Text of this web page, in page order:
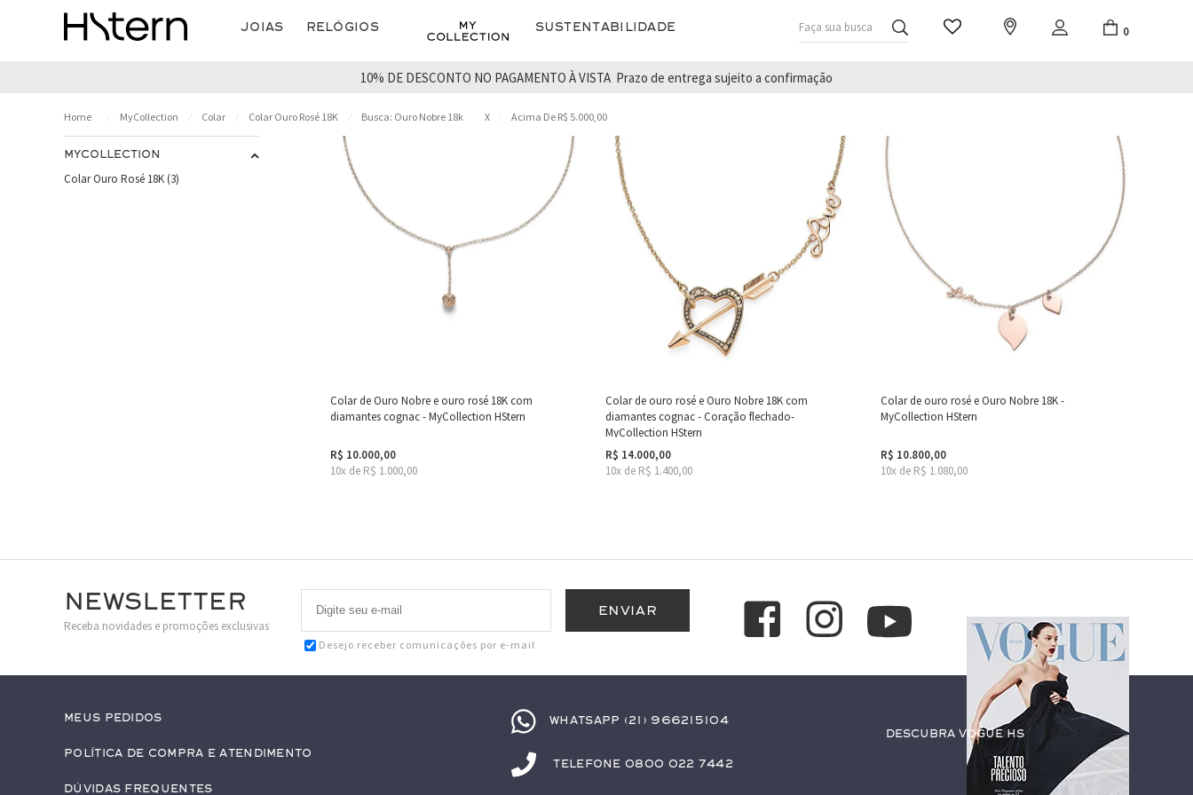
Joias Relógios Sustentabilidade Faça sua busca 0
10% DE DESCONTO NO PAGAMENTO À VISTA Prazo de entrega sujeito a confirmação
MyCollection Colar Colar Ouro Rosé 18K Busca: Ouro Nobre 18k X Acima De R$ 5.000,00
MYCOLLECTION
Colar Ouro Rosé 18K (3)
Colar de Ouro Nobre e ouro rosé 18K com
diamantes cognac - MyCollection HStern
R$ 10.000,00
10x de R$ 1.000,00
Colar de ouro rosé e Ouro Nobre 18K com
diamantes cognac - Coração flechado-
MyCollection HStern
R$ 14.000,00
10x de R$ 1.400,00
Colar de ouro rosé e Ouro Nobre 18K -
MyCollection HStern
R$ 10.800,00
10x de R$ 1.080,00
Newsletter
Receba novidades e promoções exclusivas
Desejo receber comunicações por e-mail
Meus pedidos
Política de Compra e Atendimento
Dúvidas Frequentes
Whatsapp (21) 966215104
Telefone 0800 022 7442
Descubra Vogue HS